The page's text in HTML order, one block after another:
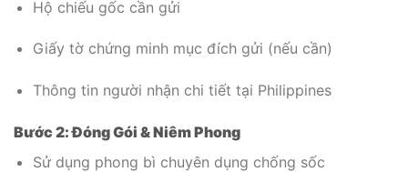
Hộ chiếu gốc cần gửi
Giấy tờ chứng minh mục đích gửi (nếu cần)
Thông tin người nhận chi tiết tại Philippines
Bước 2: Đóng Gói & Niêm Phong
Sử dụng phong bì chuyên dụng chống sốc